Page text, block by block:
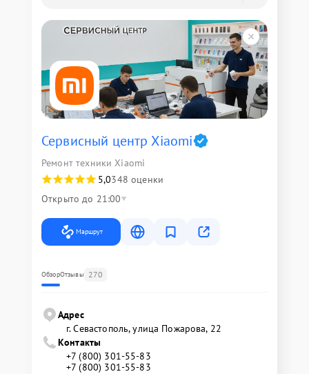
Сервисный центр Xiaomi
Ремонт техники Xiaomi
5,0348 оценки
Открыто до 21:00
Маршрут
ОбзорОтзывы 270
Адрес
г. Севастополь, улица Пожарова, 22
Контакты
+7 (800) 301-55-83
+7 (800) 301-55-83